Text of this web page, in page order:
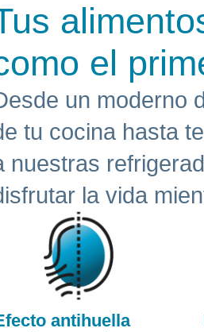
el
un moderno
tu cocina hasta
nuestras
la vida
antihuella